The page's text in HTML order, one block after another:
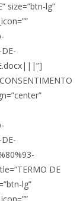
size=”btn-lg”
DE
lg”